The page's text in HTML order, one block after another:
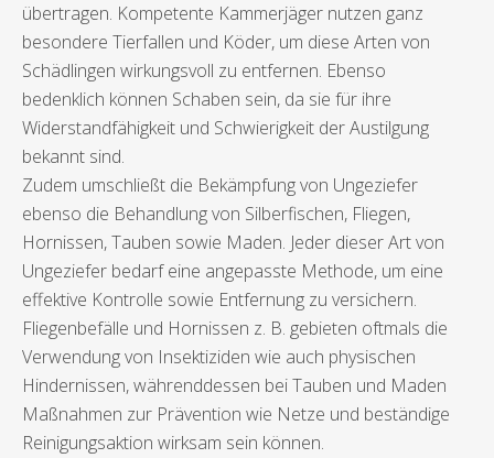
übertragen. Kompetente Kammerjäger nutzen ganz
besondere Tierfallen und Köder, um diese Arten von
Schädlingen wirkungsvoll zu entfernen. Ebenso
bedenklich können Schaben sein, da sie für ihre
Widerstandfähigkeit und Schwierigkeit der Austilgung
bekannt sind.
Zudem umschließt die Bekämpfung von Ungeziefer
ebenso die Behandlung von Silberfischen, Fliegen,
Hornissen, Tauben sowie Maden. Jeder dieser Art von
Ungeziefer bedarf eine angepasste Methode, um eine
effektive Kontrolle sowie Entfernung zu versichern.
Fliegenbefälle und Hornissen z. B. gebieten oftmals die
Verwendung von Insektiziden wie auch physischen
Hindernissen, währenddessen bei Tauben und Maden
Maßnahmen zur Prävention wie Netze und beständige
Reinigungsaktion wirksam sein können.